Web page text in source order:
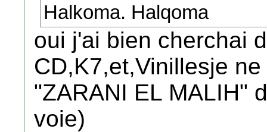
Halkoma. Halqoma
oui j'ai bien cherchai
CD,K7,et,Vinillesje
"ZARANI EL MALIH"
voie)